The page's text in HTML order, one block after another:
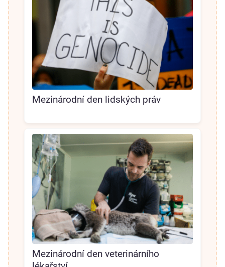
Mezinárodní den lidských práv
Mezinárodní den veterinárního